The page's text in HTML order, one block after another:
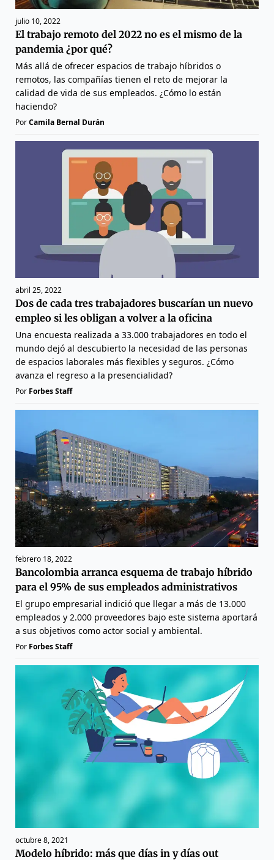
julio 10, 2022
El trabajo remoto del 2022 no es el mismo de la
pandemia ¿por qué?
Más allá de ofrecer espacios de trabajo híbridos o
remotos, las compañías tienen el reto de mejorar la
calidad de vida de sus empleados. ¿Cómo lo están
haciendo?
PorCamila Bernal Durán
abril 25, 2022
Dos de cada tres trabajadores buscarían un nuevo
empleo si les obligan a volver a la oficina
Una encuesta realizada a 33.000 trabajadores en todo el
mundo dejó al descubierto la necesidad de las personas
de espacios laborales más flexibles y seguros. ¿Cómo
avanza el regreso a la presencialidad?
Por Forbes Staff
febrero 18, 2022
Bancolombia arranca esquema de trabajo híbrido
para el 95% de sus empleados administrativos
El grupo empresarial indició que llegar a más de 13.000
empleados y 2.000 proveedores bajo este sistema aportará
a sus objetivos como actor social y ambiental.
Por Forbes Staff
octubre 8, 2021
Modelo híbrido: más que días in y días out